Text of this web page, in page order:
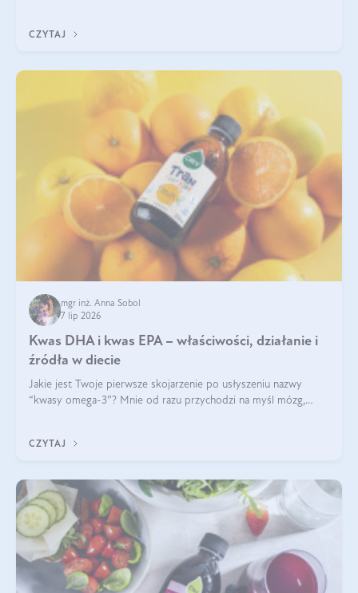
CZYTAJ
mgr inż. Anna Sobol
7 lip 2026
Kwas DHA i kwas EPA – właściwości, działanie i
źródła w diecie
Jakie jest Twoje pierwsze skojarzenie po usłyszeniu nazwy
“kwasy omega-3”? Mnie od razu przychodzi na myśl mózg,
EPA.
CZYTAJ